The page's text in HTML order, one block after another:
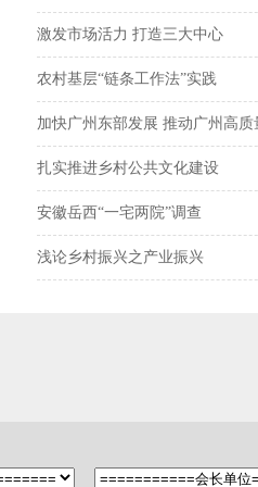
激发市场活力 打造三大中心
农村基层“链条工作法”实践
加快广州东部发展 推动广州高质
扎实推进乡村公共文化建设
安徽岳西“一宅两院”调查
浅论乡村振兴之产业振兴